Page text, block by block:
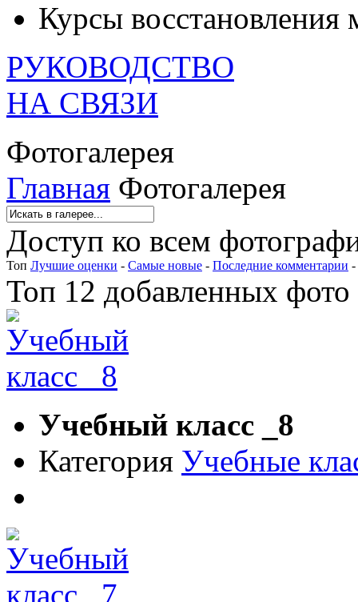
Курсы восстановления
РУКОВОДСТВО
НА СВЯЗИ
Фотогалерея
Главная Фотогалерея
Доступ ко всем
Топ Лучшие оценки - Самые новые - Последние комментарии -
Топ 12 добавленных фото
Учебный класс _8
Категория Учебные